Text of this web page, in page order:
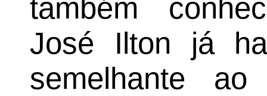
também
José Ilton já
semelhante